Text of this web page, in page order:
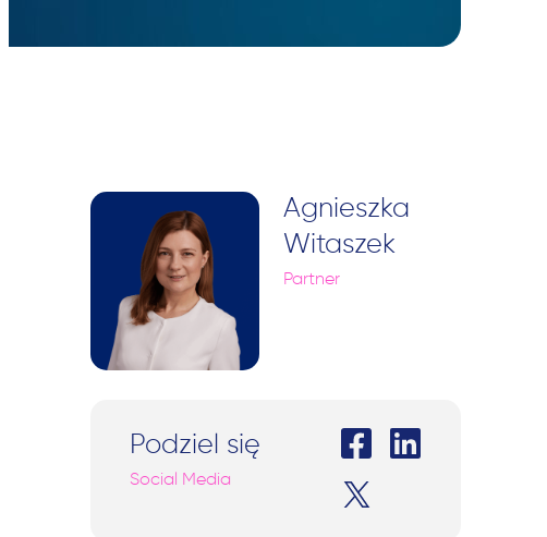
Agnieszka
Witaszek
Partner
Podziel się
Social Media